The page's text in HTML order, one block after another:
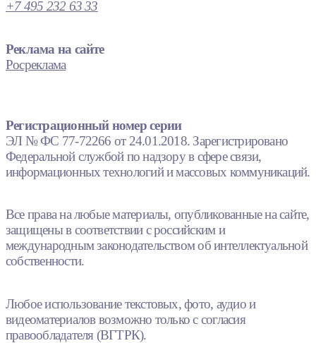
+7 495 232 63 33
Реклама на сайте
Росреклама
Регистрационный номер серии
ЭЛ № ФС 77-72266 от 24.01.2018. Зарегистрировано
Федеральной службой по надзору в сфере связи,
информационных технологий и массовых коммуникаций.
Все права на любые материалы, опубликованные на сайте,
защищены в соответствии с российским и
международным законодательством об интеллектуальной
собственности.
Любое использование текстовых, фото, аудио и
видеоматериалов возможно только с согласия
правообладателя (ВГТРК).